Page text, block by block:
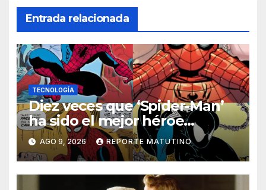
Entrada relacionada
TECNOLOGÍA
Diez veces que ‘Spider-Man’
ha sido el mejor héroe
del cómic
AGO 9, 2026 REPORTE MATUTINO